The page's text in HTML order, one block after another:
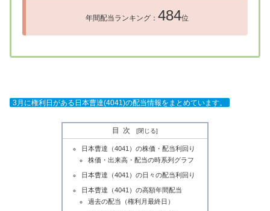
年間配当ランキング： 484位
3月に権利日がある日本曹達(4041)の配当情報をまとめています。
目次
日本曹達（4041）の株価・配当利回り
株価・出来高・配当の時系列グラフ
日本曹達（4041）の日々の配当利回り
日本曹達（4041）の高額年間配当
過去の配当（権利月最終日）